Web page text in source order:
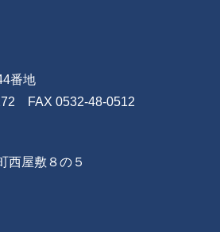
番地
FAX 0532-48-0512
西屋敷８の５